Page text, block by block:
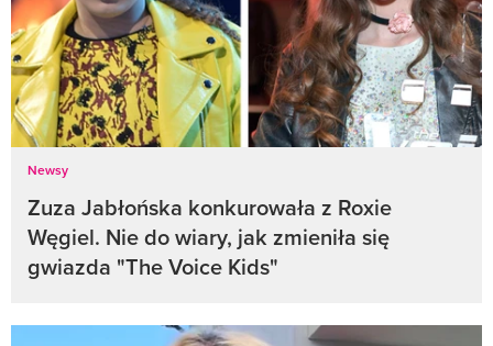
Newsy
Zuza Jabłońska konkurowała z Roxie
Węgiel. Nie do wiary, jak zmieniła się
gwiazda "The Voice Kids"